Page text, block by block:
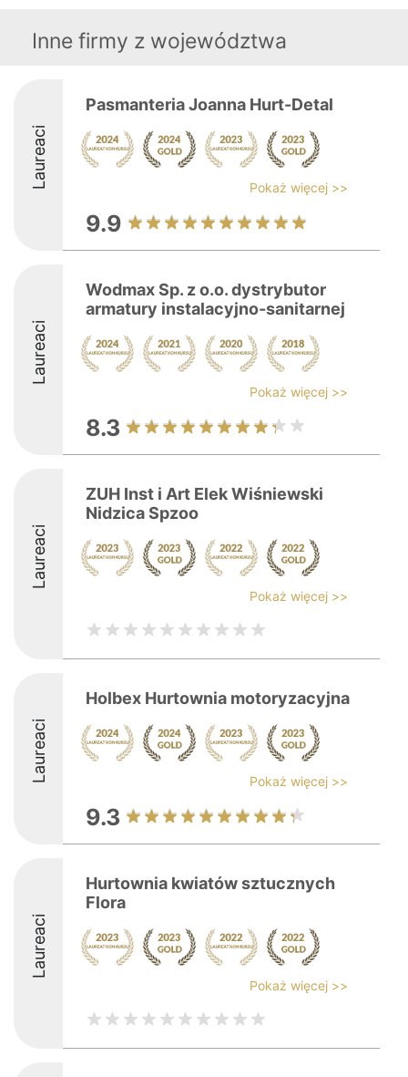
Inne firmy z województwa
Laureaci
Pasmanteria Joanna Hurt-Detal
Pokaż więcej >>
9.9
Laureaci
Wodmax Sp. z o.o. dystrybutor
armatury instalacyjno-sanitarnej
Pokaż więcej >>
8.3
Laureaci
ZUH Inst i Art Elek Wiśniewski
Nidzica Spzoo
Pokaż więcej >>
Laureaci
Holbex Hurtownia motoryzacyjna
Pokaż więcej >>
9.3
Laureaci
Hurtownia kwiatów sztucznych
Flora
Pokaż więcej >>